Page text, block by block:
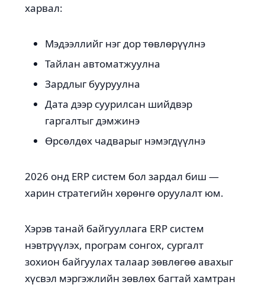
харвал:
Мэдээллийг нэг дор төвлөрүүлнэ
Тайлан автоматжуулна
Зардлыг бууруулна
Дата дээр суурилсан шийдвэр
гаргалтыг дэмжинэ
Өрсөлдөх чадварыг нэмэгдүүлнэ
2026 онд ERP систем бол зардал биш —
харин стратегийн хөрөнгө оруулалт юм.
Хэрэв танай байгууллага ERP систем
нэвтрүүлэх, програм сонгох, сургалт
зохион байгуулах талаар зөвлөгөө авахыг
хүсвэл мэргэжлийн зөвлөх багтай хамтран